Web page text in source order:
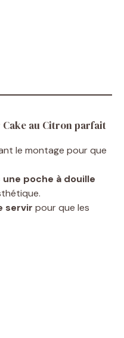
au Citron parfait
le montage pour que
poche à douille
servir pour que les